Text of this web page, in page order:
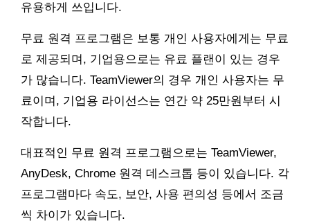
유용하게 쓰입니다.
무료 원격 프로그램은 보통 개인 사용자에게는 무료
로 제공되며, 기업용으로는 유료 플랜이 있는 경우
가 많습니다. TeamViewer의 경우 개인 사용자는 무
료이며, 기업용 라이선스는 연간 약 25만원부터 시
작합니다.
대표적인 무료 원격 프로그램으로는 TeamViewer,
AnyDesk, Chrome 원격 데스크톱 등이 있습니다. 각
프로그램마다 속도, 보안, 사용 편의성 등에서 조금
씩 차이가 있습니다.